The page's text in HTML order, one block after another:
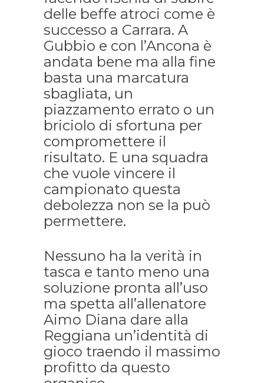
delle beffe atroci come è
successo a Carrara. A
Gubbio e con l’Ancona è
andata bene ma alla fine
basta una marcatura
sbagliata, un
piazzamento errato o un
briciolo di sfortuna per
compromettere il
risultato. E una squadra
che vuole vincere il
campionato questa
debolezza non se la può
permettere.
Nessuno ha la verità in
tasca e tanto meno una
soluzione pronta all’uso
ma spetta all’allenatore
Aimo Diana dare alla
Reggiana un’identità di
gioco traendo il massimo
profitto da questo